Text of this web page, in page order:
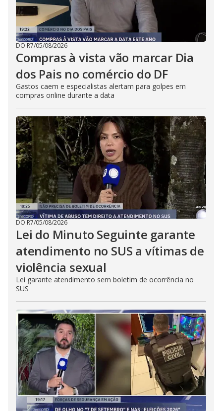
DO R7/05/08/2026
Compras à vista vão marcar Dia
dos Pais no comércio do DF
Gastos caem e especialistas alertam para golpes em
compras online durante a data
DO R7/05/08/2026
Lei do Minuto Seguinte garante
atendimento no SUS a vítimas de
violência sexual
Lei garante atendimento sem boletim de ocorrência no
SUS